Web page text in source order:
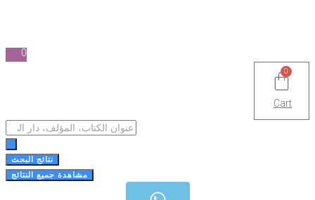
Cart
Search
نتائج البحث
مشاهدة جميع النتائج